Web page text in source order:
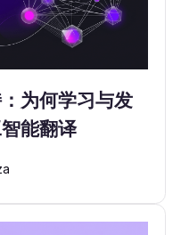
为何学习与发
能翻译